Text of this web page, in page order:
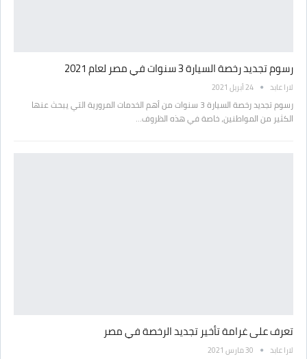
رسوم تجديد رخصة السيارة 3 سنوات في مصر لعام 2021
لارا عابد 24 أبريل 2021
رسوم تجديد رخصة السيارة 3 سنوات من أهم الخدمات المرورية التي يبحث عنها
الكثير من المواطنين، خاصة في هذه الظروف…
تعرف على غرامة تأخير تجديد الرخصة في مصر
لارا عابد 30 مارس 2021